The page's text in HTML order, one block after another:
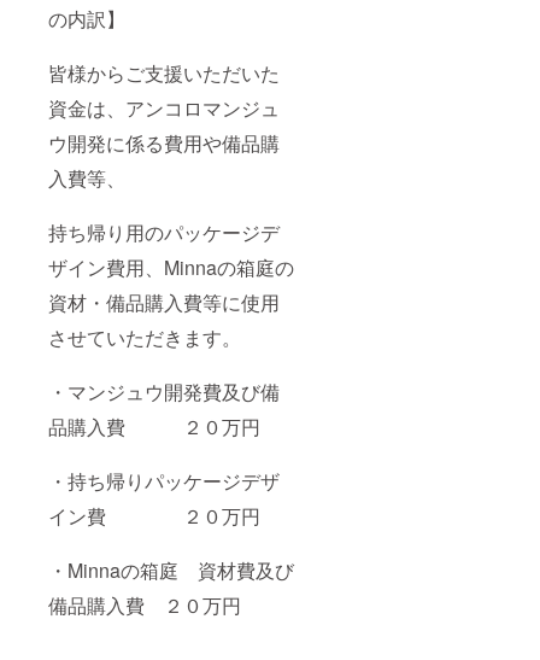
の内訳】
皆様からご支援いただいた
資金は、アンコロマンジュ
ウ開発に係る費用や備品購
入費等、
持ち帰り用のパッケージデ
ザイン費用、Minnaの箱庭の
資材・備品購入費等に使用
させていただきます。
・マンジュウ開発費及び備
品購入費 ２０万円
・持ち帰りパッケージデザ
イン費 ２０万円
・Minnaの箱庭 資材費及び
備品購入費 ２０万円